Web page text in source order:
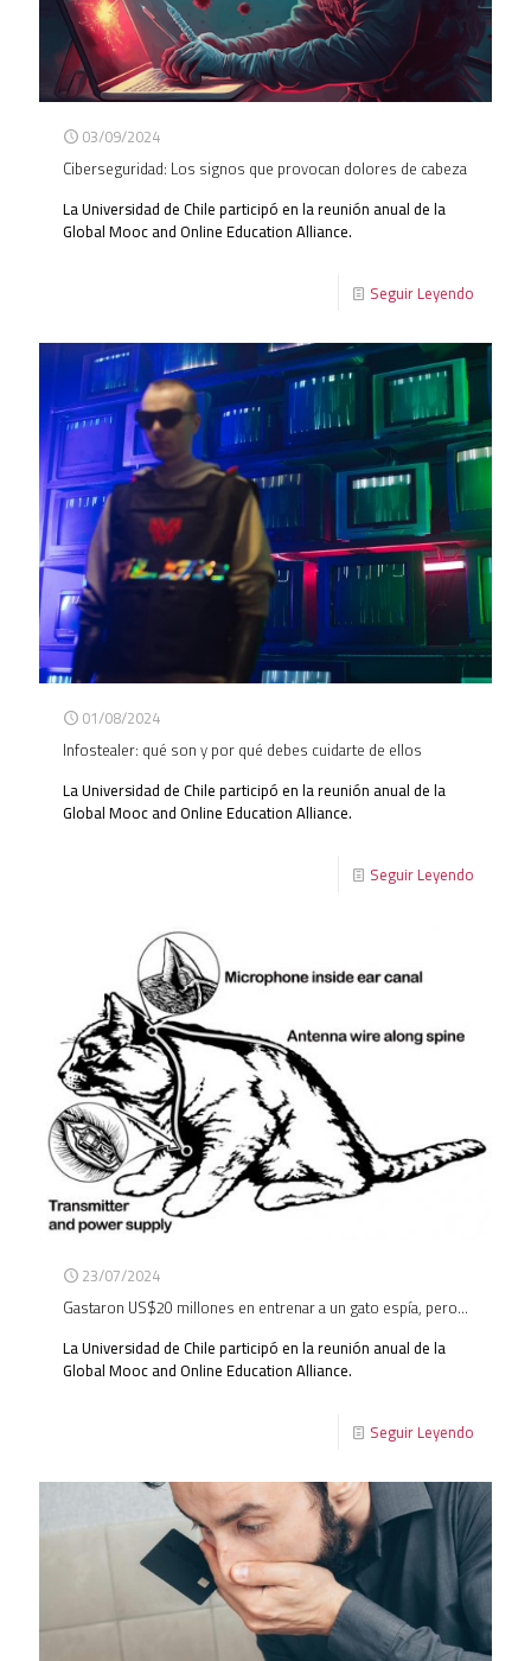
03/09/2024
Ciberseguridad: Los signos que provocan dolores de cabeza
La Universidad de Chile participó en la reunión anual de la
Global Mooc and Online Education Alliance.
Seguir Leyendo
01/08/2024
Infostealer: qué son y por qué debes cuidarte de ellos
La Universidad de Chile participó en la reunión anual de la
Global Mooc and Online Education Alliance.
Seguir Leyendo
23/07/2024
Gastaron US$20 millones en entrenar a un gato espía, pero…
La Universidad de Chile participó en la reunión anual de la
Global Mooc and Online Education Alliance.
Seguir Leyendo